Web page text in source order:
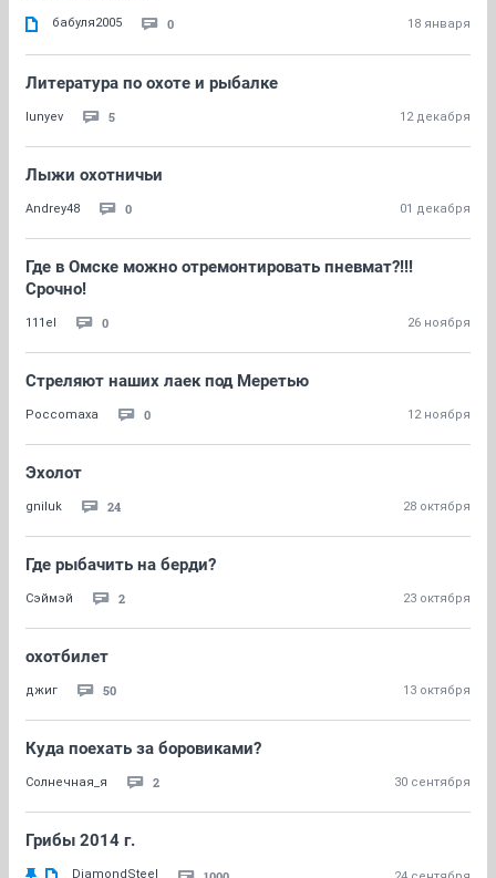
бабуля2005 0 18 января
Литература по охоте и рыбалке
lunyev 5 12 декабря
Лыжи охотничьи
Andrey48 0 01 декабря
Где в Омске можно отремонтировать пневмат?!!!
Срочно!
111el 0 26 ноября
Стреляют наших лаек под Меретью
Poccomaxa 0 12 ноября
Эхолот
gniluk 24 28 октября
Где рыбачить на берди?
Сэймэй 2 23 октября
охотбилет
джиг 50 13 октября
Куда поехать за боровиками?
Солнечная_я 2 30 сентября
Грибы 2014 г.
DiamondSteel